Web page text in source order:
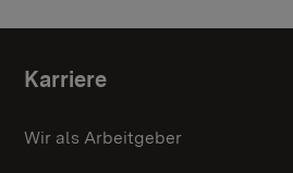
Karriere
Wir als Arbeitgeber